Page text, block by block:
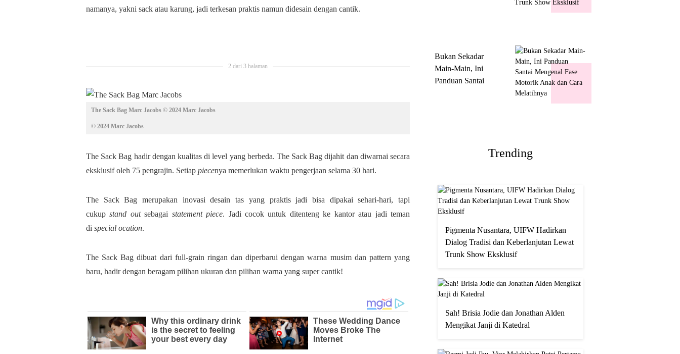
namanya, yakni sack atau karung, jadi terkesan praktis namun didesain dengan cantik.
2 dari 3 halaman
The Sack Bag Marc Jacobs © 2024 Marc Jacobs
© 2024 Marc Jacobs
The Sack Bag hadir dengan kualitas di level yang berbeda. The Sack Bag dijahit dan diwarnai secara
eksklusif oleh 75 pengrajin. Setiap piecenya memerlukan waktu pengerjaan selama 30 hari.
The Sack Bag merupakan inovasi desain tas yang praktis jadi bisa dipakai sehari-hari, tapi
cukupstand outsebagai statement piece. Jadi cocok untuk ditenteng ke kantor atau jadi teman
di special ocation.
The Sack Bag dibuat dari full-grain ringan dan diperbarui dengan warna musim dan pattern yang
baru, hadir dengan beragam pilihan ukuran dan pilihan warna yang super cantik!
Bukan Sekadar
Main-Main, Ini
Panduan Santai
Trending
Pigmenta Nusantara, UIFW Hadirkan
Dialog Tradisi dan Keberlanjutan Lewat
Trunk Show Eksklusif
Sah! Brisia Jodie dan Jonathan Alden
Mengikat Janji di Katedral